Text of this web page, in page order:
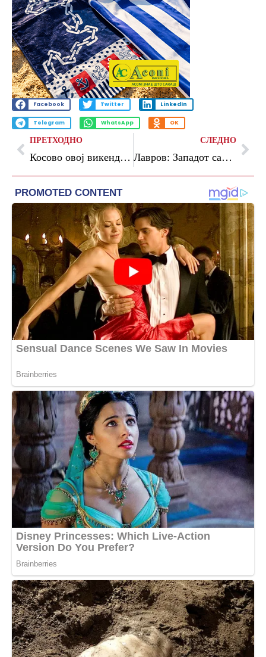
Facebook Twitter LinkedIn
Telegram WhatsApp OK
ПРЕТХОДНО
Косово овој викенд ќе ги одржи третите избори за една година
СЛЕДНО
Лавров: Западот сака да ја распарчи Русија